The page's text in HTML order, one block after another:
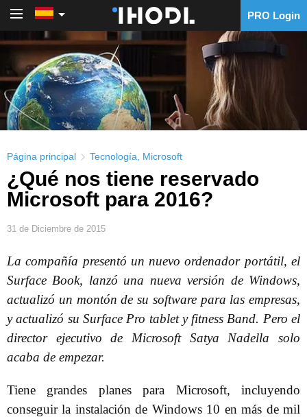
PRO Login
Página principal Tecnología Microsoft
¿Qué nos tiene reservado
Microsoft para 2016?
31 de Diciembre de 2015
La compañía presentó un nuevo ordenador portátil, el
Surface Book, lanzó una nueva versión de Windows,
actualizó un montón de su software para las empresas,
y actualizó su Surface Pro tablet y fitness Band. Pero el
director ejecutivo de Microsoft Satya Nadella solo
acaba de empezar.
Tiene grandes planes para Microsoft, incluyendo
conseguir la instalación de Windows 10 en más de mil